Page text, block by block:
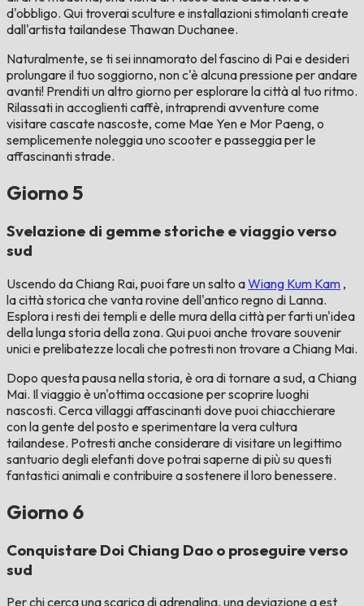
d'obbligo. Qui troverai sculture e installazioni stimolanti create
dall'artista tailandese Thawan Duchanee.
Naturalmente, se ti sei innamorato del fascino di Pai e desideri
prolungare il tuo soggiorno, non c'è alcuna pressione per andare
avanti! Prenditi un altro giorno per esplorare la città al tuo ritmo.
Rilassati in accoglienti caffè, intraprendi avventure come
visitare cascate nascoste, come Mae Yen e Mor Paeng, o
semplicemente noleggia uno scooter e passeggia per le
affascinanti strade.
Giorno 5
Svelazione di gemme storiche e viaggio verso
sud
Uscendo da Chiang Rai, puoi fare un salto aWiang Kum Kam ,
la città storica che vanta rovine dell'antico regno di Lanna.
Esplora i resti dei templi e delle mura della città per farti un'idea
della lunga storia della zona. Qui puoi anche trovare souvenir
unici e prelibatezze locali che potresti non trovare a Chiang Mai.
Dopo questa pausa nella storia, è ora di tornare a sud, a Chiang
Mai. Il viaggio è un'ottima occasione per scoprire luoghi
nascosti. Cerca villaggi affascinanti dove puoi chiacchierare
con la gente del posto e sperimentare la vera cultura
tailandese. Potresti anche considerare di visitare un legittimo
santuario degli elefanti dove potrai saperne di più su questi
fantastici animali e contribuire a sostenere il loro benessere.
Giorno 6
Conquistare Doi Chiang Dao o proseguire verso
sud
Per chi cerca una scarica di adrenalina, una deviazione a est